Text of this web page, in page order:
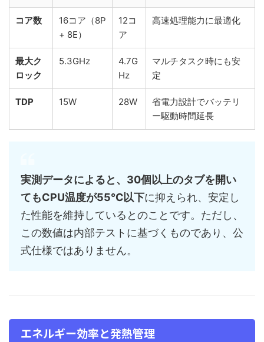
コア数
16コア（8P
+ 8E）
12コ
ア
高速処理能力に最適化
最大ク
ロック
5.3GHz
4.7G
Hz
マルチタスク時にも安
定
TDP 15W 28W
省電力設計でバッテリ
ー駆動時間延長
実測データによると、30個以上のタブを開い
てもCPU温度が55℃以下に抑えられ、安定し
た性能を維持しているとのことです。ただし、
この数値は内部テストに基づくものであり、公
式仕様ではありません。
エネルギー効率と発熱管理